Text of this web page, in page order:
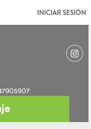
INICIAR SESIÓN